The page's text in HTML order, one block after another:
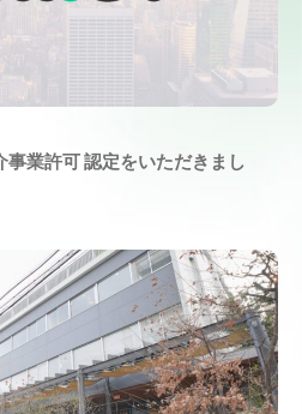
業許可 認定をいただきまし